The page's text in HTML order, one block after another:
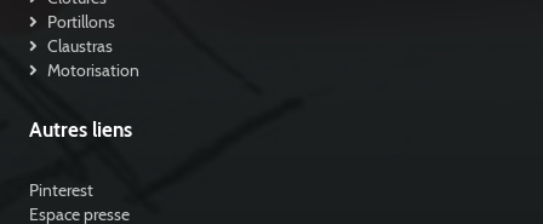
Portillons
Claustras
Motorisation
Autres liens
Pinterest
Espace presse